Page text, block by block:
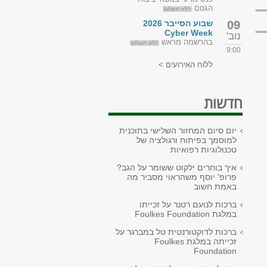
הגנום
ללא תשלום
09
נוב'
9:00
שבוע הסייבר 2026
Cyber Week
בהרשמה מראש ללא תשלום
ללוח האירועים >
חדשות
יום סיום המחזור השלישי בתוכנית
למוסמך בפיתוח ורגולציה של
טכנולוגיות רפואיות
איך בוחרים ילקוט ששומר על הגב?
פרופ' יוסף משהראוי מסביר מה
באמת חשוב
ברכות לנועם רטנר על זכייתו
במלגת Foulkes Foundation
ברכות לדוקטורנטית טל במברגר על
זכייתה במלגת Foulkes
Foundation